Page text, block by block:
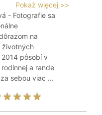
Pokaż więcej >>
- Fotografie sa
na
životných
pôsobí v
a rande
sebou viac ...